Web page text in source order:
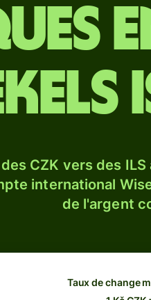
CZK vers des
international
de l'argent
Taux de change